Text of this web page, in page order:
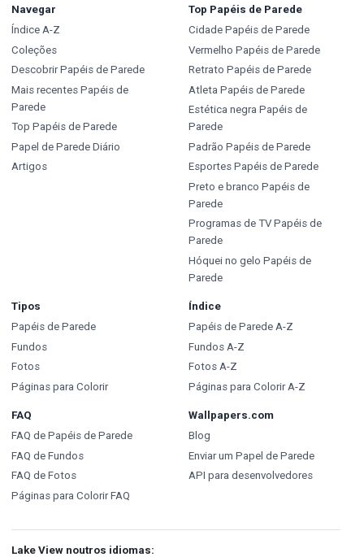
Navegar
Índice A-Z
Coleções
Descobrir Papéis de Parede
Mais recentes Papéis de
Parede
Top Papéis de Parede
Papel de Parede Diário
Artigos
Top Papéis de Parede
Cidade Papéis de Parede
Vermelho Papéis de Parede
Retrato Papéis de Parede
Atleta Papéis de Parede
Estética negra Papéis de
Parede
Padrão Papéis de Parede
Esportes Papéis de Parede
Preto e branco Papéis de
Parede
Programas de TV Papéis de
Parede
Hóquei no gelo Papéis de
Parede
Tipos
Papéis de Parede
Fundos
Fotos
Páginas para Colorir
Índice
Papéis de Parede A-Z
Fundos A-Z
Fotos A-Z
Páginas para Colorir A-Z
FAQ
FAQ de Papéis de Parede
FAQ de Fundos
FAQ de Fotos
Páginas para Colorir FAQ
Wallpapers.com
Blog
Enviar um Papel de Parede
API para desenvolvedores
Lake View noutros idiomas: